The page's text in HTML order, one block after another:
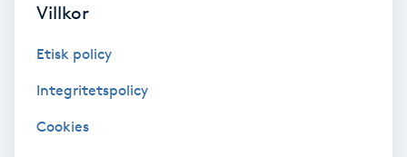
Enzympeeling
Villkor
Etisk policy
Integritetspolicy
Cookies